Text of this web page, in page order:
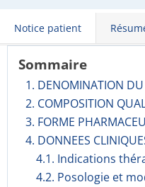
Notice patient
Sommaire
1. DENOMINATION
2. COMPOSITION
3. FORME
4. DONNEES
4.1. Indications
4.2. Posologie et